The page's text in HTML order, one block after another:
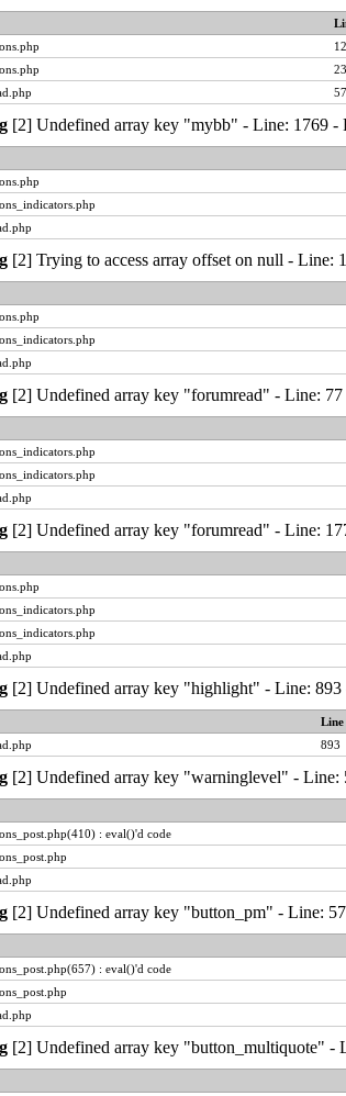
[2] Undefined array key "mybb" - Line: 1769 -
[2] Trying to access array offset on null - Line:
[2] Undefined array key "forumread" - Line:
[2] Undefined array key "forumread" - Line:
[2] Undefined array key "highlight" - Line: 893
Line
893
[2] Undefined array key "warninglevel" - Line:
: eval()'d code
[2] Undefined array key "button_pm" - Line:
: eval()'d code
[2] Undefined array key "button_multiquote" -